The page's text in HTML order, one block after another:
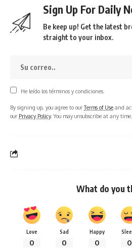
Sign Up For Daily
Be keep up! Get the latest
straight to your inbox.
He leído los términos y condiciones.
By signing up, you agree to ourTerms of Use and
our Privacy Policy. You may unsubscribe at any time.
What do you
Love
0
Sad
0
Happy
0 0